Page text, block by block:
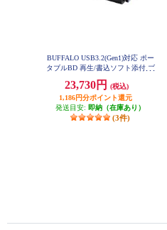
BUFFALO USB3.2(Gen1)対応 ポー
タブルBD 再生/書込ソフト添付 ブ
23,730円
(税込)
1,186円分ポイント還元
発送目安: 即納（在庫あり）
(3件)